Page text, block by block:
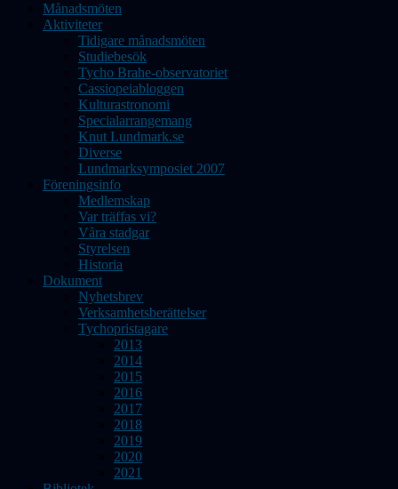
Månadsmöten
Aktiviteter
Tidigare månadsmöten
Studiebesök
Tycho Brahe-observatoriet
Cassiopeiabloggen
Kulturastronomi
Specialarrangemang
Knut Lundmark.se
Diverse
Lundmarksymposiet 2007
Föreningsinfo
Medlemskap
Var träffas vi?
Våra stadgar
Styrelsen
Historia
Dokument
Nyhetsbrev
Verksamhetsberättelser
Tychopristagare
2013
2014
2015
2016
2017
2018
2019
2020
2021